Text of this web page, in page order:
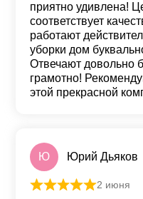
приятно удивлена!
соответствует
работают
уборки дом
Отвечают довольно
грамотно!
этой прекрасной
Ю Юрий Дьяков
Оценка
2 июня